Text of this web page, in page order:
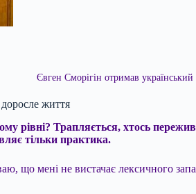
Євген Сморігін отримав
життя
рівні? Трапляється, хтось
тільки практика.
що мені не вистачає лексичного